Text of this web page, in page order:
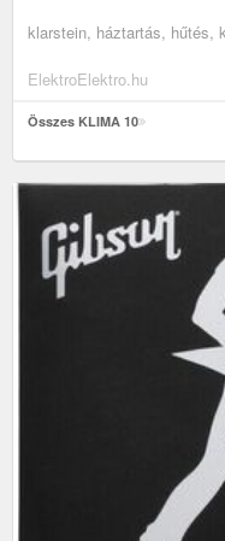
klarstein, háztartás, hűtés,
ElektroElektro.hu
Összes KLIMA 10